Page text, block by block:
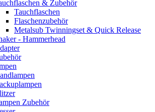
& Zubehör
Tauchflaschen
Flaschenzubehör
Metalsub Twinningset & Quick Release
- Hammerhead
Zubehör